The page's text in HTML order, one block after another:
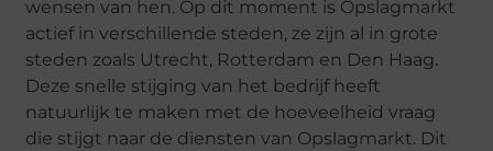
wensen van hen. Op dit moment is Opslagmarkt
actief in verschillende steden, ze zijn al in grote
steden zoals Utrecht, Rotterdam en Den Haag.
Deze snelle stijging van het bedrijf heeft
natuurlijk te maken met de hoeveelheid vraag
die stijgt naar de diensten van Opslagmarkt. Dit